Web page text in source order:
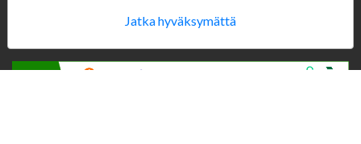
Jatka hyväksymättä